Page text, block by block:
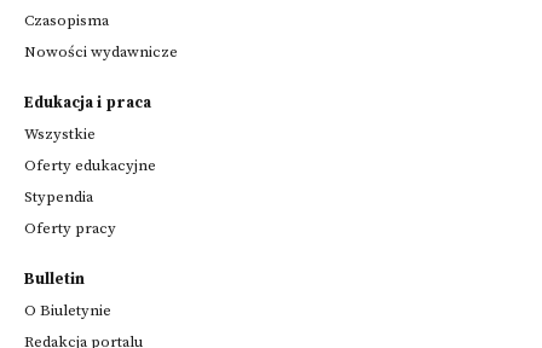
Czasopisma
Nowości wydawnicze
Edukacja i praca
Wszystkie
Oferty edukacyjne
Stypendia
Oferty pracy
Bulletin
O Biuletynie
Redakcja portalu